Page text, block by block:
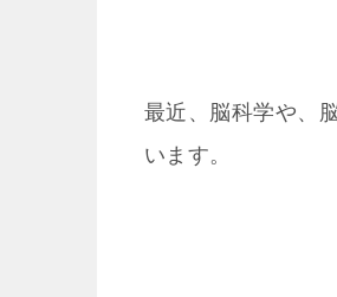
最近、脳科学や、
います。